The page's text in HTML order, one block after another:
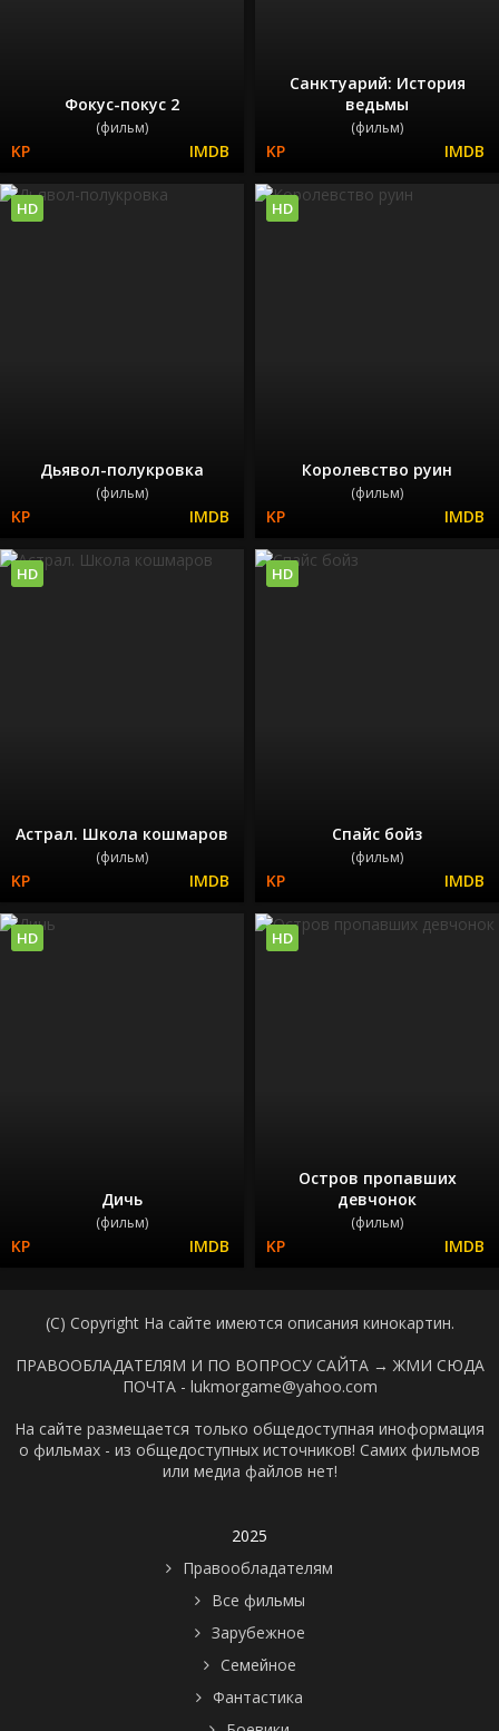
Фокус-покус 2
(фильм)
Санктуарий: История
ведьмы
(фильм)
Дьявол-полукровка
(фильм)
HD
Королевство руин
(фильм)
HD
Астрал. Школа кошмаров
(фильм)
HD
Спайс бойз
(фильм)
HD
Дичь
(фильм)
HD
Остров пропавших
девчонок
(фильм)
HD
(C) Copyright На сайте имеются описания кинокартин.
ПРАВООБЛАДАТЕЛЯМ И ПО ВОПРОСУ САЙТА → ЖМИ СЮДА
ПОЧТА - lukmorgame@yahoo.com
На сайте размещается только общедоступная иноформация
о фильмах - из общедоступных источников! Самих фильмов
или медиа файлов нет!
2025
Правообладателям
Все фильмы
Зарубежное
Семейное
Фантастика